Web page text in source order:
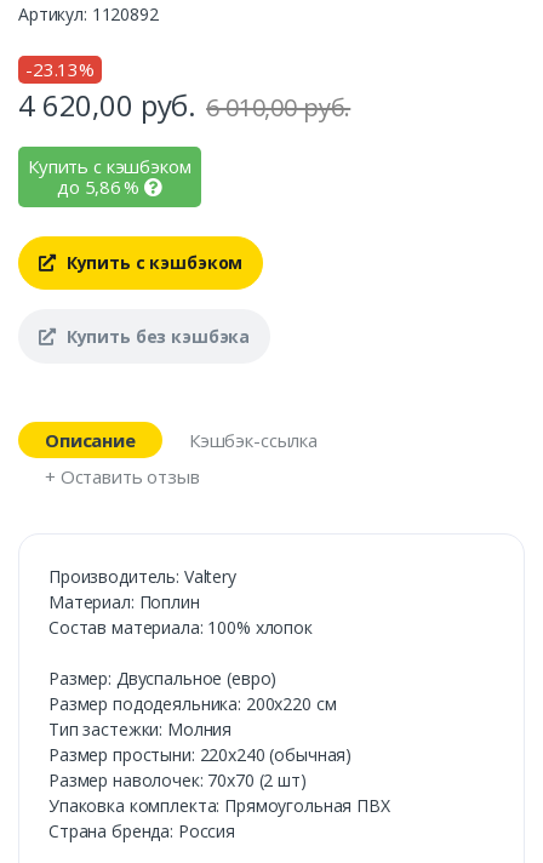
Артикул: 1120892
-23.13%
4 620,00 руб. 6 010,00 руб.
Купить с кэшбэком
до 5,86%
Купить с кэшбэком
Купить без кэшбэка
Описание
Кэшбэк-ссылка
+ Оставить отзыв
Производитель: Valtery
Материал: Поплин
Состав материала: 100% хлопок
Размер: Двуспальное (евро)
Размер пододеяльника: 200х220 см
Тип застежки: Молния
Размер простыни: 220х240 (обычная)
Размер наволочек: 70х70 (2 шт)
Упаковка комплекта: Прямоугольная ПВХ
Страна бренда: Россия